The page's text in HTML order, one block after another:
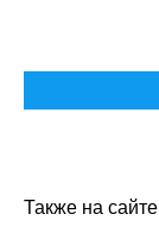
Также на сайте